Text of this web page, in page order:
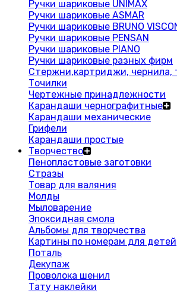
Ручки шариковые UNIMAX
Ручки шариковые ASMAR
Ручки шариковые BRUNO
Ручки шариковые PENSAN
Ручки шариковые PIANO
Ручки шариковые разных фирм
Стержни,картриджи, чернила,
Точилки
Чертежные принадлежности
Карандаши чернографитные
Карандаши механические
Грифели
Карандаши простые
Творчество
Пенопластовые заготовки
Стразы
Товар для валяния
Молды
Мыловарение
Эпоксидная смола
Альбомы для творчества
Картины по номерам для детей
Поталь
Декупаж
Проволока шенил
Тату наклейки